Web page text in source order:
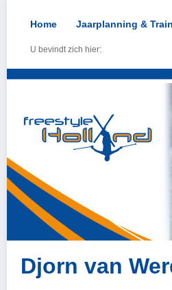
Djorn van
Home Jaarplanning &
U bevindt zich hier: